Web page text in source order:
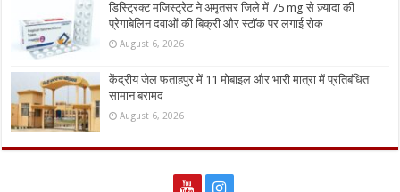
डिस्ट्रिक्ट मजिस्ट्रेट ने अमृतसर जिले में 75 mg से ज़्यादा की
प्रेगाबेलिन दवाओं की बिक्री और स्टॉक पर लगाई रोक
August 6, 2026
केंद्रीय जेल फताहपुर में 11 मोबाइल और भारी मात्रा में प्रतिबंधित
सामान बरामद
August 6, 2026